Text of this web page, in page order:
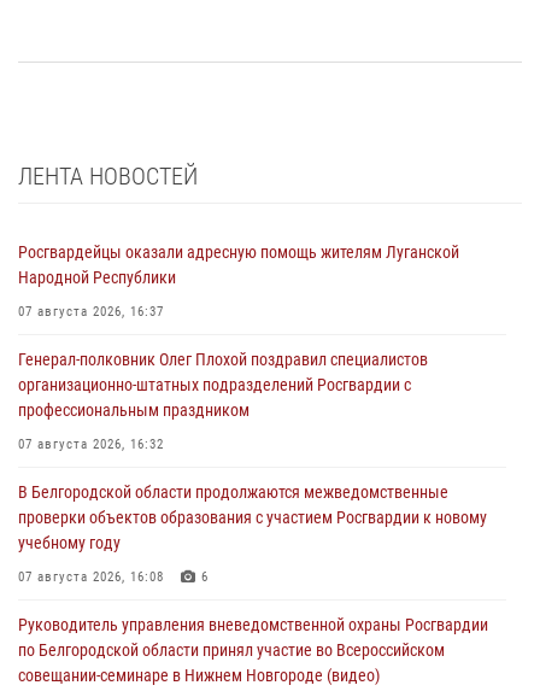
ЛЕНТА НОВОСТЕЙ
Росгвардейцы оказали адресную помощь жителям Луганской
Народной Республики
07 августа 2026, 16:37
Генерал-полковник Олег Плохой поздравил специалистов
организационно-штатных подразделений Росгвардии с
профессиональным праздником
07 августа 2026, 16:32
В Белгородской области продолжаются межведомственные
проверки объектов образования с участием Росгвардии к новому
учебному году
07 августа 2026, 16:08 6
Руководитель управления вневедомственной охраны Росгвардии
по Белгородской области принял участие во Всероссийском
совещании-семинаре в Нижнем Новгороде (видео)